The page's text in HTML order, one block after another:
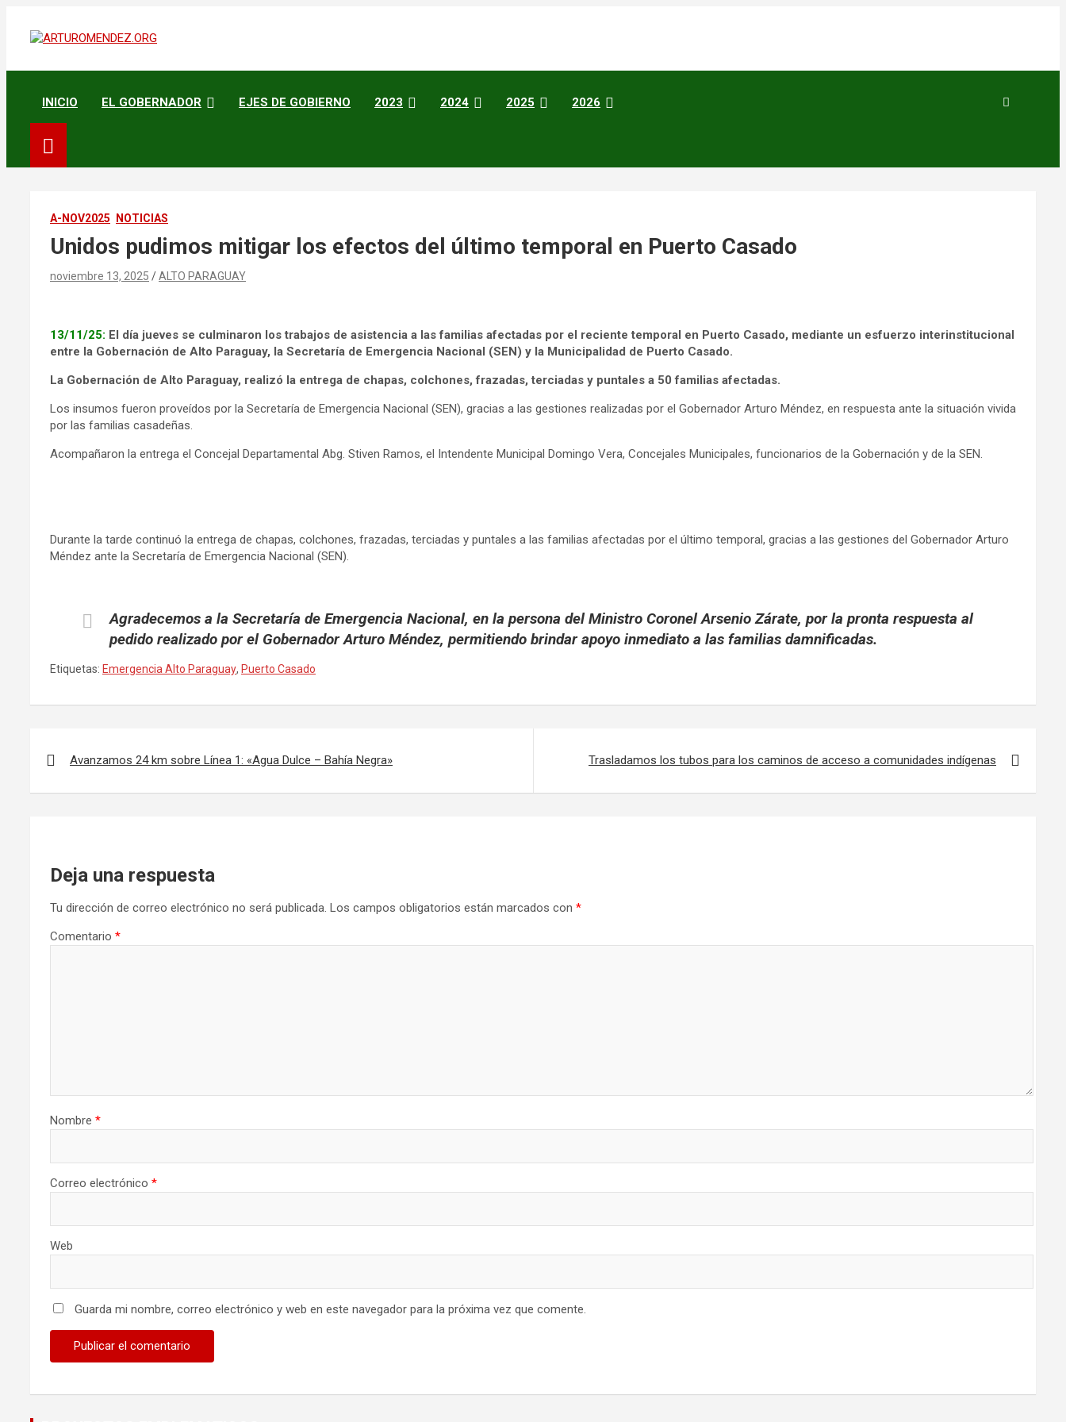
contenido
ARTUROMENDEZ.ORG
INICIO EL GOBERNADOR EJES DE GOBIERNO 2023 2024 2025 2026
A-NOV2025 NOTICIAS
Unidos pudimos mitigar los efectos del último temporal en Puerto Casado
noviembre 13, 2025 ALTO PARAGUAY
13/11/25: El día jueves se culminaron los trabajos de asistencia a las familias afectadas por el reciente temporal en Puerto Casado, mediante un esfuerzo interinstitucional
entre la Gobernación de Alto Paraguay, la Secretaría de Emergencia Nacional (SEN) y la Municipalidad de Puerto Casado.
La Gobernación de Alto Paraguay, realizó la entrega de chapas, colchones, frazadas, terciadas y puntales a 50 familias afectadas.
Los insumos fueron proveídos por la Secretaría de Emergencia Nacional (SEN), gracias a las gestiones realizadas por el Gobernador Arturo Méndez, en respuesta ante la situación vivida
por las familias casadeñas.
Acompañaron la entrega el Concejal Departamental Abg. Stiven Ramos, el Intendente Municipal Domingo Vera, Concejales Municipales, funcionarios de la Gobernación y de la SEN.
Durante la tarde continuó la entrega de chapas, colchones, frazadas, terciadas y puntales a las familias afectadas por el último temporal, gracias a las gestiones del Gobernador Arturo
Méndez ante la Secretaría de Emergencia Nacional (SEN).
Agradecemos a la Secretaría de Emergencia Nacional, en la persona del Ministro Coronel Arsenio Zárate, por la pronta respuesta al
pedido realizado por el Gobernador Arturo Méndez, permitiendo brindar apoyo inmediato a las familias damnificadas.
Etiquetas: Emergencia Alto Paraguay, Puerto Casado
de
Avanzamos 24 km sobre Línea 1: «Agua Dulce – Bahía Negra» Trasladamos los tubos para los caminos de acceso a comunidades indígenas
Deja una respuesta
Tu dirección de correo electrónico no será publicada. Los campos obligatorios están marcados con *
Comentario *
Nombre *
Correo electrónico *
Web
Guarda mi nombre, correo electrónico y web en este navegador para la próxima vez que comente.